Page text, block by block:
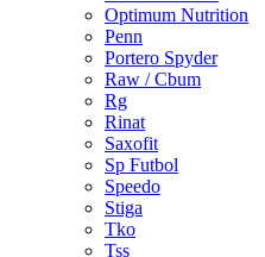
Optimum Nutrition
Penn
Portero Spyder
Raw / Cbum
Rg
Rinat
Saxofit
Sp Futbol
Speedo
Stiga
Tko
Tss